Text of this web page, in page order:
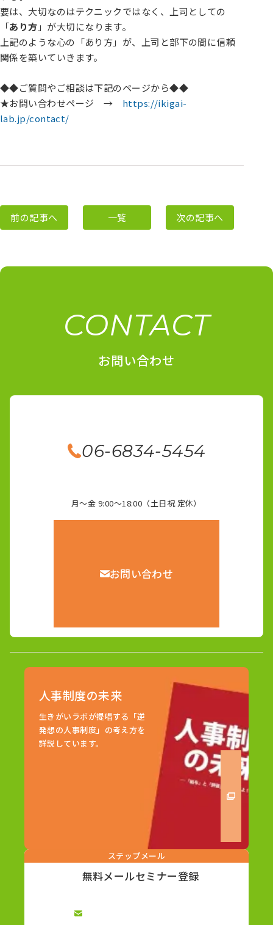
要は、大切なのはテクニックではなく、上司としての
「あり方 」が大切になります。
上記のような心の「あり方」が、上司と部下の間に信頼
関係を築いていきます。
◆◆ご質問やご相談は下記のページから◆◆
★お問い合わせページ → https://ikigai-
lab.jp/contact/
前の記事へ 一覧 次の記事へ
CONTACT
お問い合わせ
06-6834-5454
月～金 9:00～18:00（土日祝 定休）
お問い合わせ
人事制度の未来
生きがいラボが提唱する「逆
発想の人事制度」の考え方を
詳説しています。
ステップメール
無料メールセミナー登録